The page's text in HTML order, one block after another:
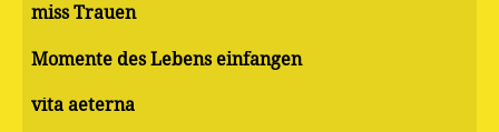
miss Trauen
Momente des Lebens einfangen
vita aeterna